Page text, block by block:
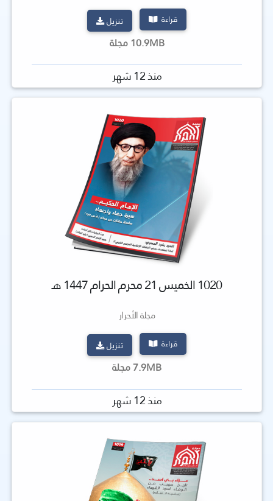
قراءة تنزيل
10.9MB مجلة
منذ 12 شهر
1020 الخميس 21 محرم الحرام 1447 هـ
مجلة الأحرار
قراءة تنزيل
7.9MB مجلة
منذ 12 شهر